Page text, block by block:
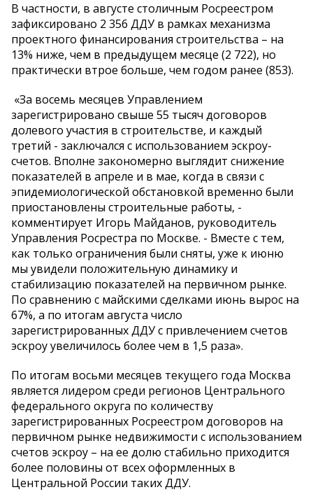
В частности, в августе столичным Росреестром
зафиксировано 2 356 ДДУ в рамках механизма
проектного финансирования строительства – на
13% ниже, чем в предыдущем месяце (2 722), но
практически втрое больше, чем годом ранее (853).
«За восемь месяцев Управлением
зарегистрировано свыше 55 тысяч договоров
долевого участия в строительстве, и каждый
третий - заключался с использованием эскроу-
счетов. Вполне закономерно выглядит снижение
показателей в апреле и в мае, когда в связи с
эпидемиологической обстановкой временно были
приостановлены строительные работы, -
комментирует Игорь Майданов, руководитель
Управления Росрестра по Москве. - Вместе с тем,
как только ограничения были сняты, уже к июню
мы увидели положительную динамику и
стабилизацию показателей на первичном рынке.
По сравнению с майскими сделками июнь вырос на
67%, а по итогам августа число
зарегистрированных ДДУ с привлечением счетов
эскроу увеличилось более чем в 1,5 раза».
По итогам восьми месяцев текущего года Москва
является лидером среди регионов Центрального
федерального округа по количеству
зарегистрированных Росреестром договоров на
первичном рынке недвижимости с использованием
счетов эскроу – на ее долю стабильно приходится
более половины от всех оформленных в
Центральной России таких ДДУ.